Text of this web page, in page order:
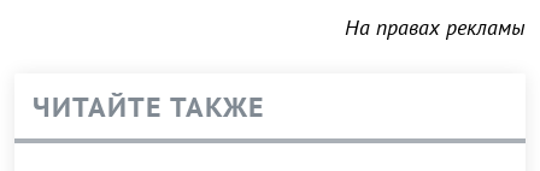
На правах рекламы
ЧИТАЙТЕ ТАКЖЕ